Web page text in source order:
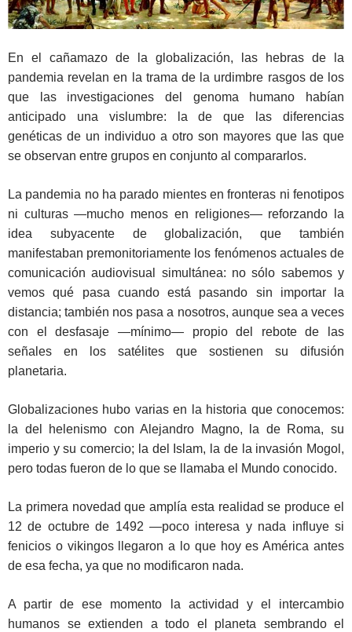
En el cañamazo de la globalización, las hebras de la
pandemia revelan en la trama de la urdimbre rasgos de los
que las investigaciones del genoma humano habían
anticipado una vislumbre: la de que las diferencias
genéticas de un individuo a otro son mayores que las que
se observan entre grupos en conjunto al compararlos.
La pandemia no ha parado mientes en fronteras ni fenotipos
ni culturas —mucho menos en religiones— reforzando la
idea subyacente de globalización, que también
manifestaban premonitoriamente los fenómenos actuales de
comunicación audiovisual simultánea: no sólo sabemos y
vemos qué pasa cuando está pasando sin importar la
distancia; también nos pasa a nosotros, aunque sea a veces
con el desfasaje —mínimo— propio del rebote de las
señales en los satélites que sostienen su difusión
planetaria.
Globalizaciones hubo varias en la historia que conocemos:
la del helenismo con Alejandro Magno, la de Roma, su
imperio y su comercio; la del Islam, la de la invasión Mogol,
pero todas fueron de lo que se llamaba el Mundo conocido.
La primera novedad que amplía esta realidad se produce el
12 de octubre de 1492 —poco interesa y nada influye si
fenicios o vikingos llegaron a lo que hoy es América antes
de esa fecha, ya que no modificaron nada.
A partir de ese momento la actividad y el intercambio
humanos se extienden a todo el planeta sembrando el